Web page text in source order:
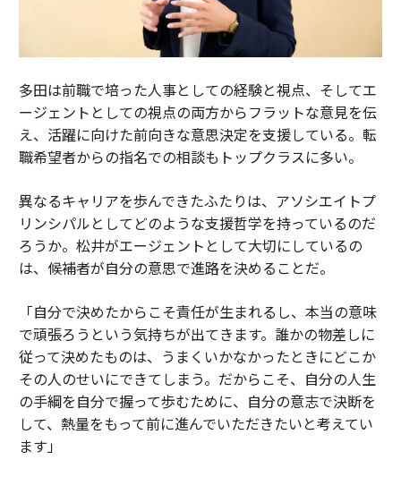
多田は前職で培った人事としての経験と視点、そしてエ
ージェントとしての視点の両方からフラットな意見を伝
え、活躍に向けた前向きな意思決定を支援している。転
職希望者からの指名での相談もトップクラスに多い。
異なるキャリアを歩んできたふたりは、アソシエイトプ
リンシパルとしてどのような支援哲学を持っているのだ
ろうか。松井がエージェントとして大切にしているの
は、候補者が自分の意思で進路を決めることだ。
「自分で決めたからこそ責任が生まれるし、本当の意味
で頑張ろうという気持ちが出てきます。誰かの物差しに
従って決めたものは、うまくいかなかったときにどこか
その人のせいにできてしまう。だからこそ、自分の人生
の手綱を自分で握って歩むために、自分の意志で決断を
して、熱量をもって前に進んでいただきたいと考えてい
ます」